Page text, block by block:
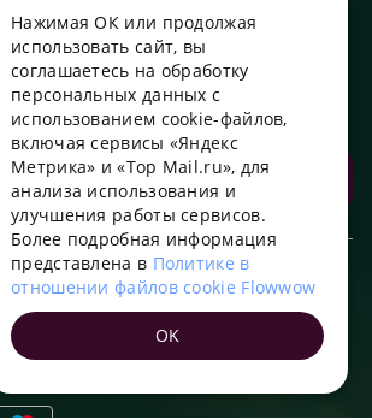
удобнее!
больше бонусов за покупки и
Скачать приложение
данных
ENGLISH
UKRAINIAN
PORTUGUESE
FRENCH
TURKISH
POLISH
Нажимая ОК или продолжая
использовать сайт, вы
соглашаетесь на обработку
персональных данных с
использованием cookie-файлов,
включая сервисы «Яндекс
Метрика» и «Top Mail.ru», для
анализа использования и
улучшения работы сервисов.
Более подробная информация
представлена в Политике в
отношении файлов cookie Flowwow
OK